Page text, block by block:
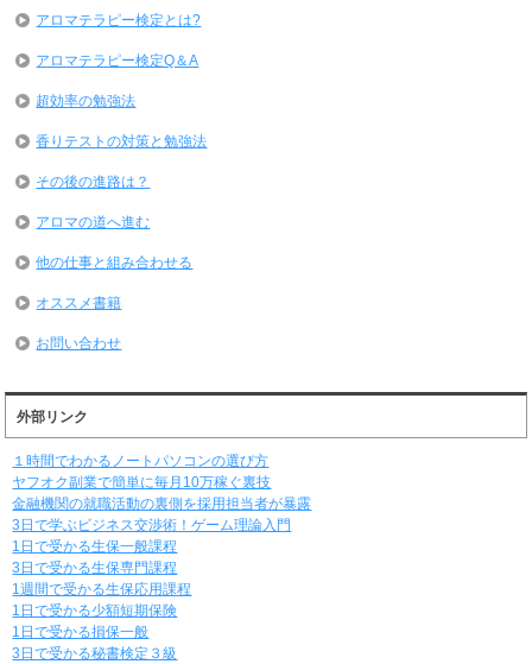
アロマテラピー検定とは?
アロマテラピー検定Q＆A
超効率の勉強法
香りテストの対策と勉強法
その後の進路は？
アロマの道へ進む
他の仕事と組み合わせる
オススメ書籍
お問い合わせ
外部リンク
１時間でわかるノートパソコンの選び方
ヤフオク副業で簡単に毎月10万稼ぐ裏技
金融機関の就職活動の裏側を採用担当者が暴露
3日で学ぶビジネス交渉術！ゲーム理論入門
1日で受かる生保一般課程
3日で受かる生保専門課程
1週間で受かる生保応用課程
1日で受かる少額短期保険
1日で受かる損保一般
3日で受かる秘書検定３級